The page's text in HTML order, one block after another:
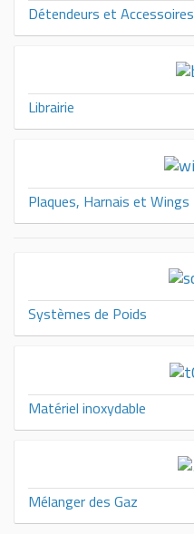
Détendeurs et Accessoires
Librairie
Plaques, Harnais et Wings
Systèmes de Poids
Matériel inoxydable
Mélanger des Gaz